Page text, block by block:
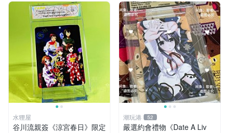
水狸屋
谷川流親簽《涼宮春日》限定
潮玩港 52
嚴選約會禮物《Date A Liv